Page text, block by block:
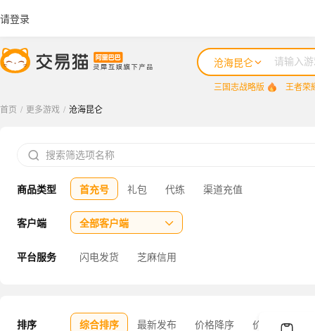
请登录
沧海昆仑
三国志战略版 王者荣
咸鱼之王
首页 / 更多游戏 / 沧海昆仑

商品类型 首充号 礼包 代练 渠道充值
客户端 全部客户端 
平台服务 闪电发货 芝麻信用
排序 综合排序 最新发布 价格降序 价格升序